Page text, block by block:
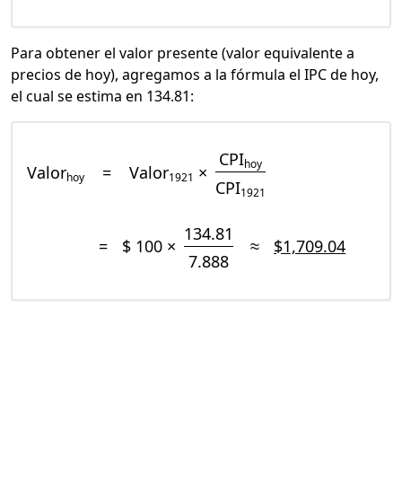
Para obtener el valor presente (valor equivalente a
precios de hoy), agregamos a la fórmula el IPC de hoy,
el cual se estima en 134.81:
Valorhoy = Valor1921 ×
CPIhoy
CPI1921
= $ 100 ×
134.81
7.888
≈ $1,709.04